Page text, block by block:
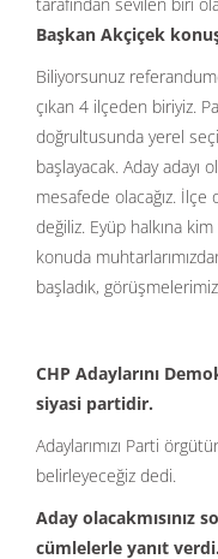
Başkan Akçiçek
Biliyorsunuz
çıkan 4 ilçeden biriyiz.
doğrultusunda yerel
başlayacak. Aday adayı
mesafede olacağız. İlçe
değiliz. Eyüp halkına
konuda
başladık,
CHP Adaylarını
siyasi partidir.
Adaylarımızı Parti
belirleyeceğiz dedi.
Aday olacakmısınız
cümlelerle yanıt verdi.